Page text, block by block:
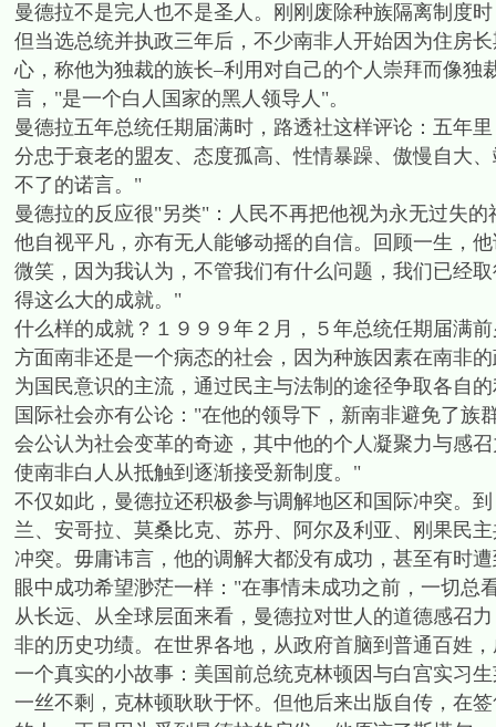
曼德拉不是完人也不是圣人。刚刚废除种族隔离制度
但当选总统并执政三年后，不少南非人开始因为住房
心，称他为独裁的族长–利用对自己的个人崇拜而像
言，"是一个白人国家的黑人领导人"。
曼德拉五年总统任期届满时，路透社这样评论：五年
分忠于衰老的盟友、态度孤高、性情暴躁、傲慢自大
不了的诺言。"
曼德拉的反应很"另类"：人民不再把他视为永无过失
他自视平凡，亦有无人能够动摇的自信。回顾一生，
微笑，因为我认为，不管我们有什么问题，我们已经
得这么大的成就。"
什么样的成就？１９９９年２月，５年总统任期届满
方面南非还是一个病态的社会，因为种族因素在南非
为国民意识的主流，通过民主与法制的途径争取各自
国际社会亦有公论："在他的领导下，新南非避免了
会公认为社会变革的奇迹，其中他的个人凝聚力与感
使南非白人从抵触到逐渐接受新制度。"
不仅如此，曼德拉还积极参与调解地区和国际冲突。
兰、安哥拉、莫桑比克、苏丹、阿尔及利亚、刚果民
冲突。毋庸讳言，他的调解大都没有成功，甚至有时
眼中成功希望渺茫一样："在事情未成功之前，一切总
从长远、从全球层面来看，曼德拉对世人的道德感召
非的历史功绩。在世界各地，从政府首脑到普通百姓
一个真实的小故事：美国前总统克林顿因与白宫实习
一丝不剩，克林顿耿耿于怀。但他后来出版自传，在